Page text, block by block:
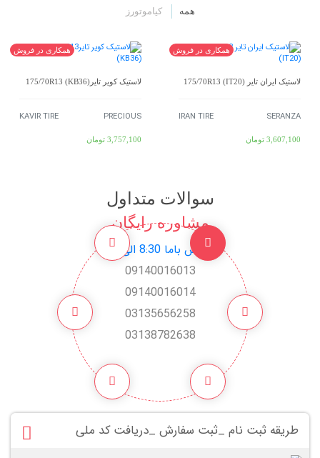
همه کیاموتورز
لاستیک ایران تایر 175/70R13 (IT20)
SERANZA
IRAN TIRE
3,607,100 تومان
همکاری در فروش
لاستیک کویر تایر175/70R13 (KB36)
PRECIOUS
KAVIR TIRE
3,757,100 تومان
همکاری در فروش
سوالات متداول
طریقه ثبت نام _ثبت سفارش _دریافت کد ملی
مشاوره رایگان
تماس باما 8:30 الی 22
09140016013
09140016014
03135656258
03138782638